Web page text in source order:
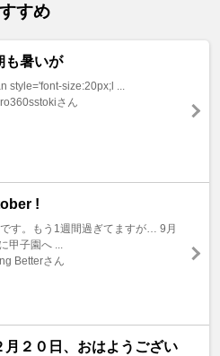
すめ
も暑いが
style='font-size:20px;l ...
さん
!
す。もう1週間過ぎてますが… 9月
甲子園へ ...
Betterさん
月２０日、おはようござい